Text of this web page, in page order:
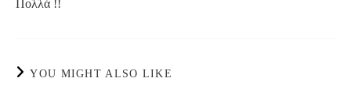
Πολλά !!
YOU MIGHT ALSO LIKE